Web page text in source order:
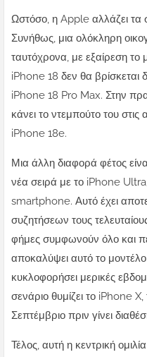
Ωστόσο, η Apple αλλάζει τα
Συνήθως, μια ολόκληρη
ταυτόχρονα, με εξαίρεση το
iPhone 18 δεν θα βρίσκεται
iPhone 18 Pro Max. Στην
κάνει το ντεμπούτο του
iPhone 18e.
Μια άλλη διαφορά φέτος
νέα σειρά με το iPhone
smartphone. Αυτό έχει
συζητήσεων τους
φήμες συμφωνούν όλο και
αποκαλύψει αυτό το
κυκλοφορήσει μερικές
σενάριο θυμίζει το iPhone
Σεπτέμβριο πριν γίνει
Τέλος, αυτή η κεντρική